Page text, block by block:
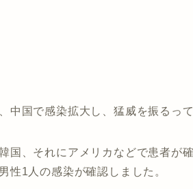
中国で感染拡大し、猛威を振るって
国、それにアメリカなどで患者が
性1人の感染が確認しました。